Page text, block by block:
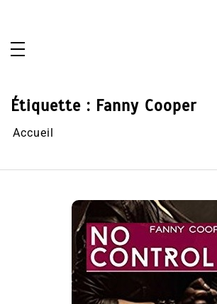
Étiquette : Fanny Cooper
Accueil